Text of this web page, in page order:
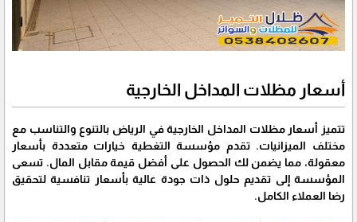
أسعار مظلات المداخل الخارجية
تتميز أسعار مظلات المداخل الخارجية في الرياض بالتنوع والتناسب مع
مختلف الميزانيات. تقدم مؤسسة التغطية خيارات متعددة بأسعار
معقولة، مما يضمن لك الحصول على أفضل قيمة مقابل المال. تسعى
المؤسسة إلى تقديم حلول ذات جودة عالية بأسعار تنافسية لتحقيق
رضا العملاء الكامل.